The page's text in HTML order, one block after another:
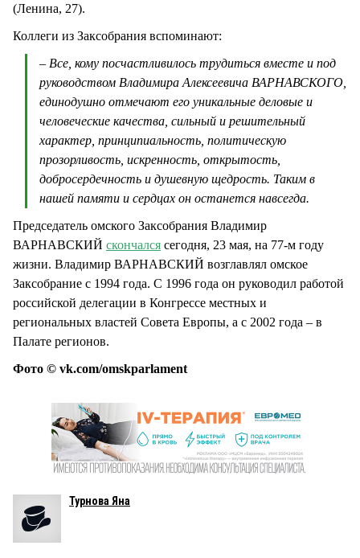
(Ленина, 27).
Коллеги из Заксобрания вспоминают:
– Все, кому посчастливилось трудиться вместе и под
руководством Владимира Алексеевича ВАРНАВСКОГО,
единодушно отмечают его уникальные деловые и
человеческие качества, сильный и решительный
характер, принципиальность, политическую
прозорливость, искренность, открытость,
добросердечность и душевную щедрость. Таким в
нашей памяти и сердцах он останется навсегда.
Председатель омского Заксобрания Владимир
ВАРНАВСКИЙ скончался сегодня, 23 мая, на 77-м году
жизни. Владимир ВАРНАВСКИЙ возглавлял омское
Заксобрание с 1994 года. С 1996 года он руководил работой
российской делегации в Конгрессе местных и
региональных властей Совета Европы, а с 2002 года – в
Палате регионов.
Фото © vk.com/omskparlament
Турнова Яна